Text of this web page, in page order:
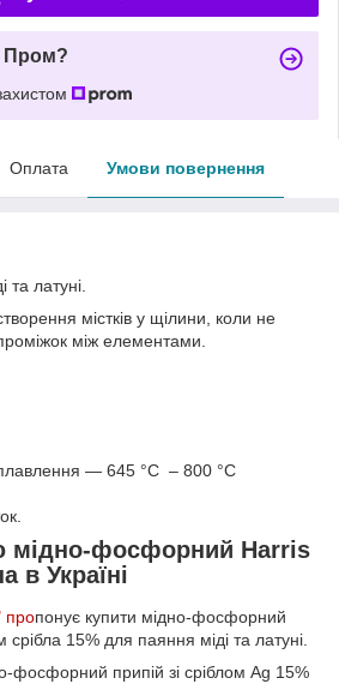
Пром?
Оплата Умови повернення
латуні.
містків у щілини, коли не
між елементами.
— 645 °C – 800 °C
мідно-фосфорний Harris
в Україні
пропонує купити мідно-фосфорний
срібла 15% для паяння міді та латуні.
фосфорний припій зі сріблом Ag 15%